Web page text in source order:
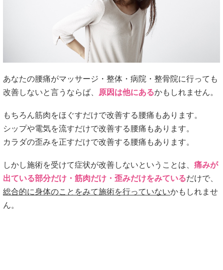
あなたの腰痛がマッサージ・整体・病院・整骨院に行っても
改善しないと言うならば、
原因は他にあるかもしれません。
もちろん筋肉をほぐすだけで改善する腰痛もあります。
シップや電気を流すだけで改善する腰痛もあります。
カラダの歪みを正すだけで改善する腰痛もあります。
しかし施術を受けて症状が改善しないということは、 痛みが
出ている部分だけ・筋肉だけ・歪みだけをみているだけで、
総合的に身体のことをみて施術を行っていないかもしれませ
ん。